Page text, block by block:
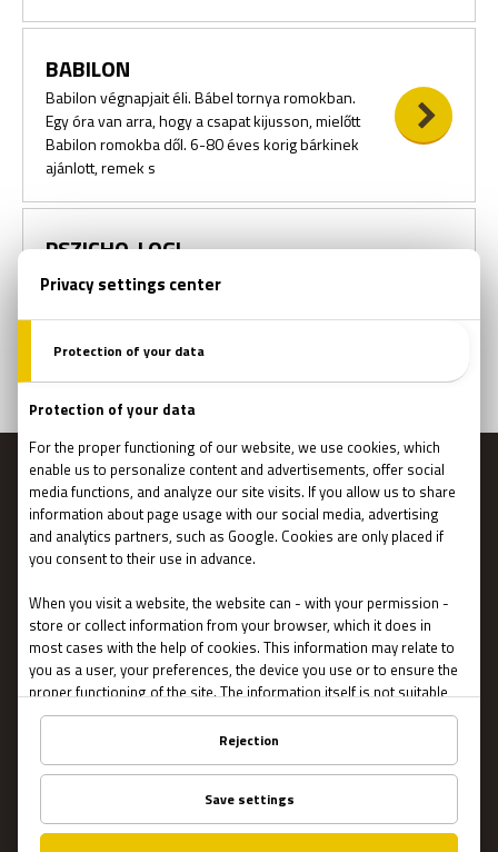
BABILON
Babilon végnapjait éli. Bábel tornya romokban.
Egy óra van arra, hogy a csapat kijusson, mielőtt
Babilon romokba dől. 6-80 éves korig bárkinek
ajánlott, remek s
PSZICHO-LOGI
Évtizedek óta tombol a gépek háborúja az
emberiség kipusztítására. A végső ütközetet
nem a jövőben vívják meg, hanem itt a jelenben,
ma este. Nincs végzet, csak
MENU
Main page
Gift Cards
Booking
How Does It Work?
Escape Rooms
Team Building